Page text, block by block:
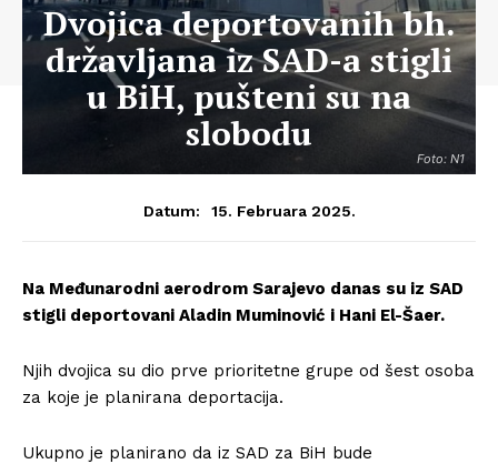
Foto: N1
Dvojica deportovanih bh.
državljana iz SAD-a stigli
u BiH, pušteni su na
slobodu
Datum: 15. Februara 2025.
Na Međunarodni aerodrom Sarajevo danas su iz SAD
stigli deportovani Aladin Muminović i Hani El-Šaer.
Njih dvojica su dio prve prioritetne grupe od šest osoba
za koje je planirana deportacija.
Ukupno je planirano da iz SAD za BiH bude